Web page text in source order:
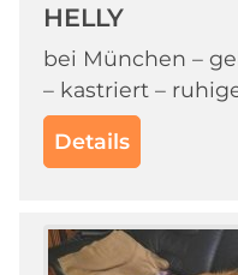
HELLY
bei München –
– kastriert –
Details